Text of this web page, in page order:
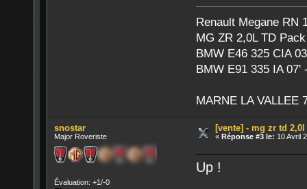
Renault Megane RN
MG ZR 2,0L TD
BMW E46 325 CIA
BMW E91 335 IA
MARNE LA VALLEE
snostar
Major Roveriste
Évaluation: +1/-0
[vente] - mg zr td
«Réponse #3 le: 10 Avril
Up !